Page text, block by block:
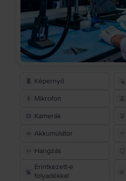
Képernyő
Mikrofon
Kamerák
Akkumulátor
Hangzás
Érintkezett-e
folyadékkal